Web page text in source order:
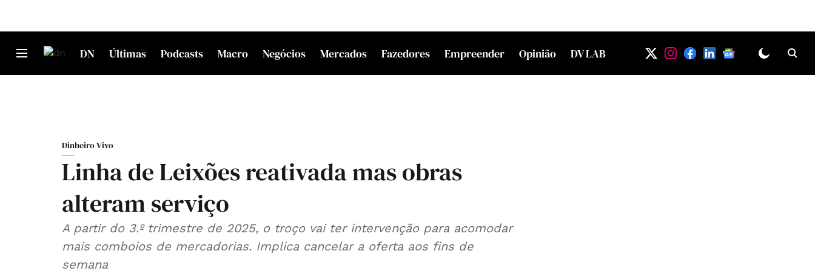
DN Últimas Podcasts Macro Negócios Mercados Fazedores Empreender Opinião DV LAB
Dinheiro Vivo
Linha de Leixões reativada mas obras
alteram serviço
A partir do 3.º trimestre de 2025, o troço vai ter intervenção para acomodar
mais comboios de mercadorias. Implica cancelar a oferta aos fins de
semana